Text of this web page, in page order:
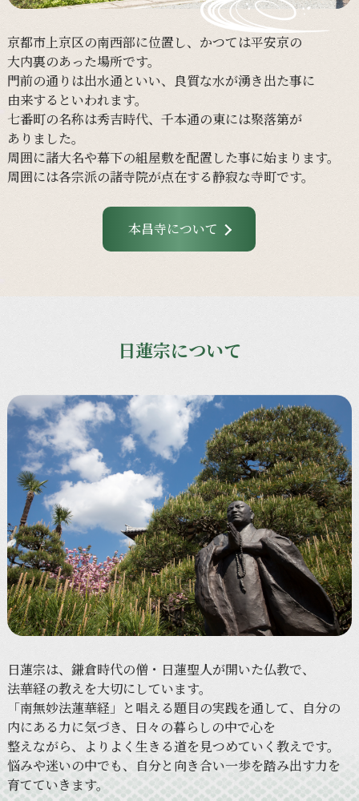
京都市上京区の南西部に位置し、 かつては平安京の
大内裏のあった場所です。
門前の通りは出水通といい、 良質な水が湧き出た事に
由来するといわれます。
七番町の名称は秀吉時代、 千本通の東には聚落第が
ありました。
周囲に諸大名や幕下の組屋敷を配置した事に始まります。
周囲には各宗派の諸寺院が点在する静寂な寺町です。
本昌寺について
日蓮宗について
日蓮宗は、 鎌倉時代の僧・ 日蓮聖人が開いた仏教で、
法華経の教えを大切にしています。
「南無妙法蓮華経」と唱える題目の実践を通して、
自分の
内にある力に気づき、 日々の暮らしの中で心を
整えながら、
より よく 生きる道を見つめていく 教えです。
悩みや迷いの中でも、 自分と向き合い一歩を踏み出す力を
育てていきます。